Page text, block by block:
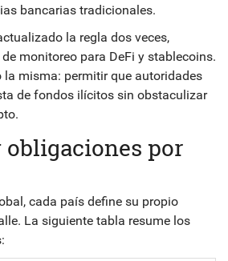
bancarias tradicionales.
la regla dos veces,
monitoreo para DeFi y stablecoins.
la misma: permitir que autoridades
de fondos ilícitos sin obstaculizar
obligaciones por
cada país define su propio
La siguiente tabla resume los